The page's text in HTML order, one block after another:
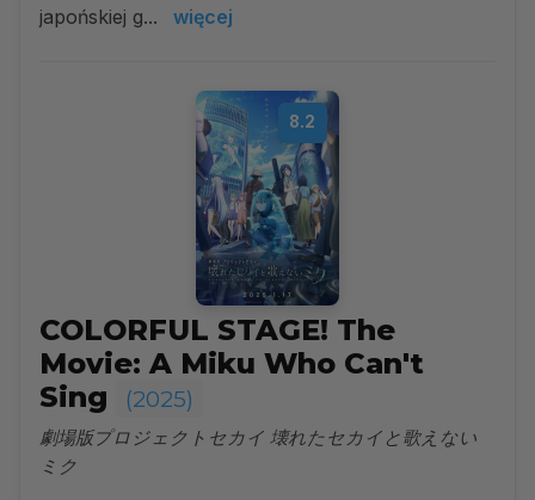
japońskiej g...
więcej
8.2
COLORFUL STAGE! The
Movie: A Miku Who Can't
Sing
(2025)
劇場版プロジェクトセカイ 壊れたセカイと歌えない
ミク